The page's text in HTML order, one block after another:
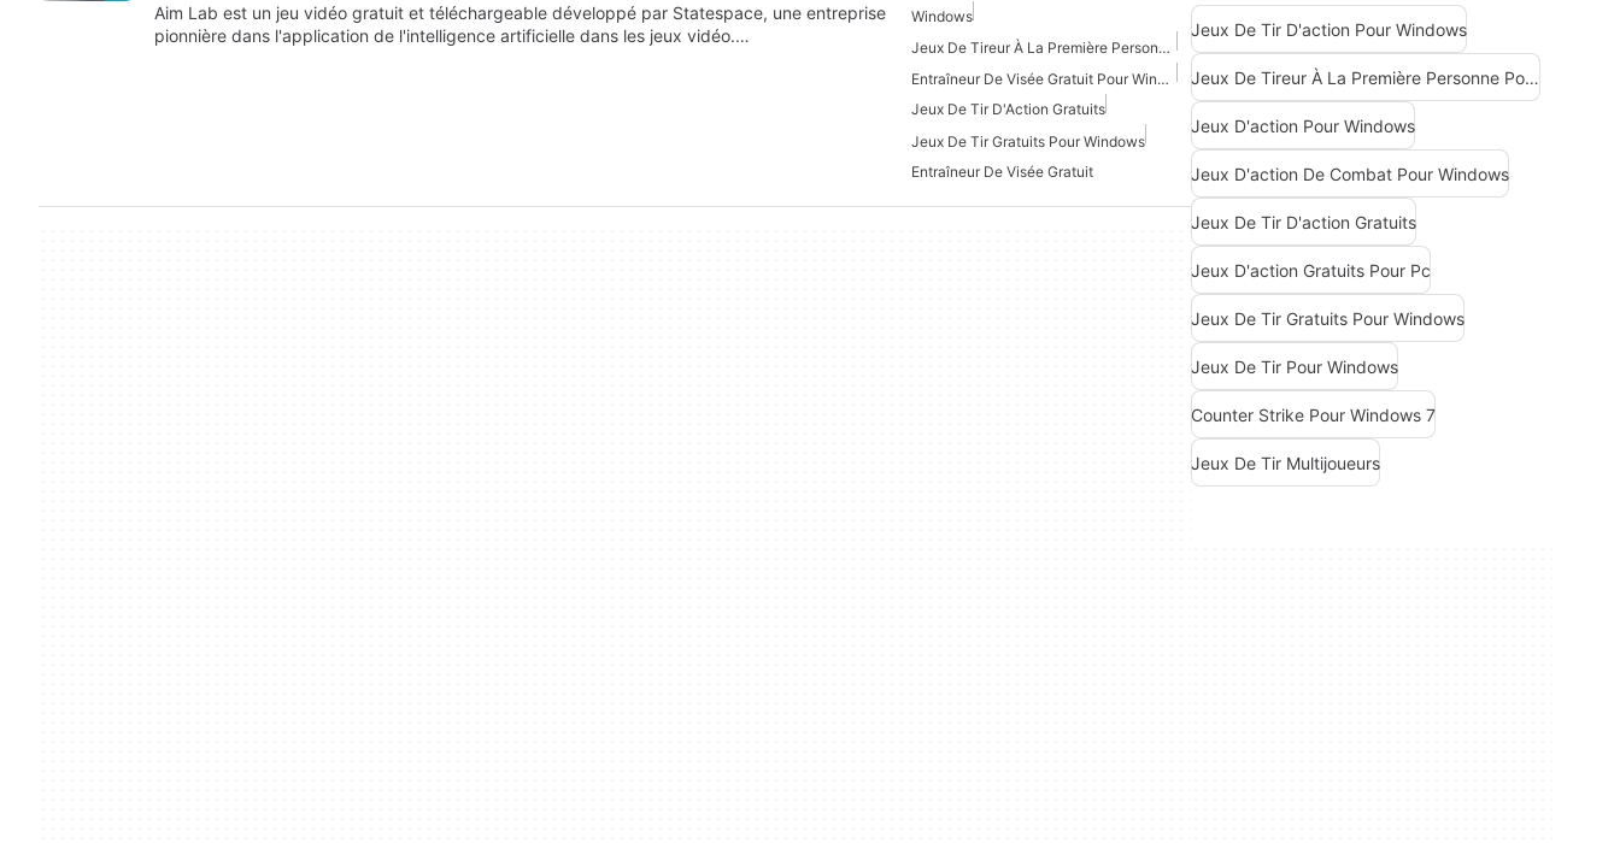
Aim Lab est un jeu vidéo gratuit et téléchargeable développé par Statespace, une entreprise
pionnière dans l'application de l'intelligence artificielle dans les jeux vidéo.…
Windows
Jeux De Tireur À La Première Personne Gratuits Pour Windows
Entraîneur De Visée Gratuit Pour Windows
Jeux De Tir D'Action Gratuits
Jeux De Tir Gratuits Pour Windows
Entraîneur De Visée Gratuit
Jeux De Tir D'action Pour Windows
Jeux De Tireur À La Première Personne Pour Windows
Jeux D'action Pour Windows
Jeux D'action De Combat Pour Windows
Jeux De Tir D'action Gratuits
Jeux D'action Gratuits Pour Pc
Jeux De Tir Gratuits Pour Windows
Jeux De Tir Pour Windows
Counter Strike Pour Windows 7
Jeux De Tir Multijoueurs